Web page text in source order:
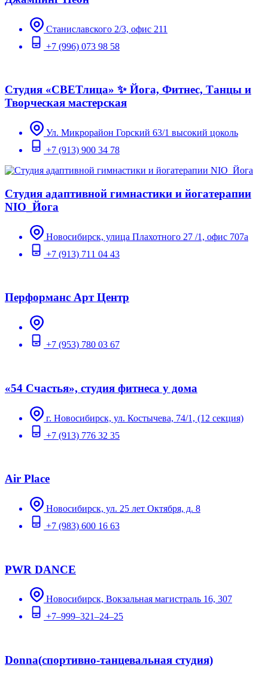
Станиславского 2/3, офис 211
+7 (996) 073 98 58
Студия «СВЕТлица» ✨ Йога, Фитнес, Танцы и
Творческая мастерская
Ул. Микрорайон Горский 63/1 высокий цоколь
+7 (913) 900 34 78
Студия адаптивной гимнастики и йогатерапии
NIO_Йога
Новосибирск, улица Плахотного 27 /1, офис 707а
+7 (913) 711 04 43
Перформанс Арт Центр
+7 (953) 780 03 67
«54 Счастья», студия фитнеса у дома
г. Новосибирск, ул. Костычева, 74/1, (12 секция)
+7 (913) 776 32 35
Air Place
Новосибирск, ул. 25 лет Октября, д. 8
+7 (983) 600 16 63
PWR DANCE
Новосибирск, Вокзальная магистраль 16, 307
+7‒999‒321‒24‒25
Donna(спортивно-танцевальная студия)